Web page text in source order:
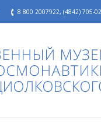
8 800 2007922, (4842) 705-